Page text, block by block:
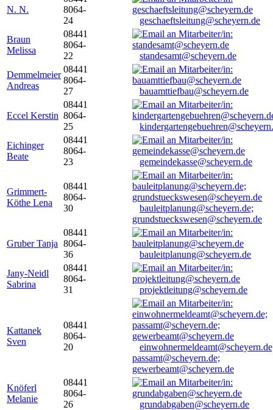
N. N.
8064-
24
geschaeftsleitung@scheyern.de
Braun
Melissa
08441
8064-
22
standesamt@scheyern.de
Demmelmeier
Andreas
08441
8064-
27
bauamttiefbau@scheyern.de
Eccel Kerstin
08441
8064-
25
Eichinger
Beate
08441
8064-
23
gemeindekasse@scheyern.de
Grimmert-
Köthe Lena
08441
8064-
30
bauleitplanung@scheyern.de;
grundstueckswesen@scheyern.de
Gruber Tanja
08441
8064-
36
bauleitplanung@scheyern.de
Jany-Neidl
Sabrina
08441
8064-
31
projektleitung@scheyern.de
Kattanek
Sven
08441
8064-
20
passamt@scheyern.de;
gewerbeamt@scheyern.de
Knöferl
Melanie
08441
8064-
26
grundabgaben@scheyern.de